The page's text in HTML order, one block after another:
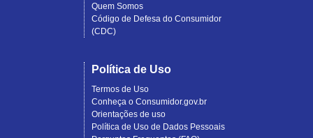
Quem Somos
Código de Defesa do Consumidor
(CDC)
Política de Uso
Termos de Uso
Conheça o Consumidor.gov.br
Orientações de uso
Política de Uso de Dados Pessoais